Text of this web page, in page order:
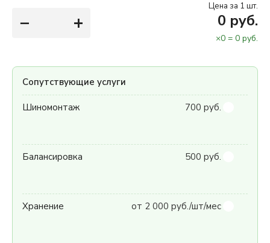
− +
Цена за 1 шт.
0 руб.
×0 = 0 руб.
Сопутствующие услуги
Шиномонтаж 700 руб.
Балансировка 500 руб.
Хранение от 2 000 руб./шт/мес